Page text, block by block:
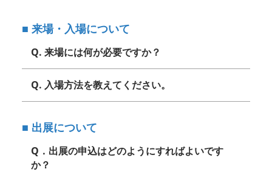
■ 来場・入場について
Q. 来場には何が必要ですか？
Q. 入場方法を教えてください。
■ 出展について
Q．出展の申込はどのようにすればよいです
か？